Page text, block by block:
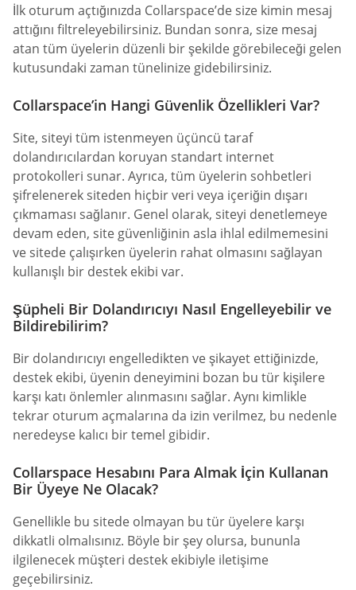
İlk oturum açtığınızda Collarspace’de size kimin mesaj
attığını filtreleyebilirsiniz. Bundan sonra, size mesaj
atan tüm üyelerin düzenli bir şekilde görebileceği gelen
kutusundaki zaman tünelinize gidebilirsiniz.
Collarspace’in Hangi Güvenlik Özellikleri Var?
Site, siteyi tüm istenmeyen üçüncü taraf
dolandırıcılardan koruyan standart internet
protokolleri sunar. Ayrıca, tüm üyelerin sohbetleri
şifrelenerek siteden hiçbir veri veya içeriğin dışarı
çıkmaması sağlanır. Genel olarak, siteyi denetlemeye
devam eden, site güvenliğinin asla ihlal edilmemesini
ve sitede çalışırken üyelerin rahat olmasını sağlayan
kullanışlı bir destek ekibi var.
Şüpheli Bir Dolandırıcıyı Nasıl Engelleyebilir ve
Bildirebilirim?
Bir dolandırıcıyı engelledikten ve şikayet ettiğinizde,
destek ekibi, üyenin deneyimini bozan bu tür kişilere
karşı katı önlemler alınmasını sağlar. Aynı kimlikle
tekrar oturum açmalarına da izin verilmez, bu nedenle
neredeyse kalıcı bir temel gibidir.
Collarspace Hesabını Para Almak İçin Kullanan
Bir Üyeye Ne Olacak?
Genellikle bu sitede olmayan bu tür üyelere karşı
dikkatli olmalısınız. Böyle bir şey olursa, bununla
ilgilenecek müşteri destek ekibiyle iletişime
geçebilirsiniz.